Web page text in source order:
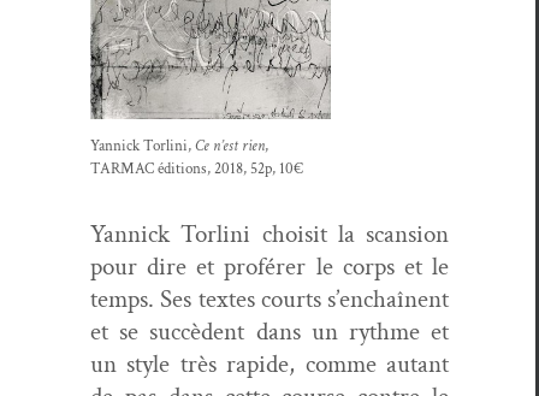
Yan­nick Tor­li­ni,Ce n’est rien,
TARMAC édi­tions, 2018, 52p, 10€
Yan­nick Tor­li­ni choisit la scan­sion
pour dire et profér­er le corps et le
temps. Ses textes courts s’en­chaî­nent
et se suc­cè­dent dans un rythme et
un style très rapi­de, comme autant